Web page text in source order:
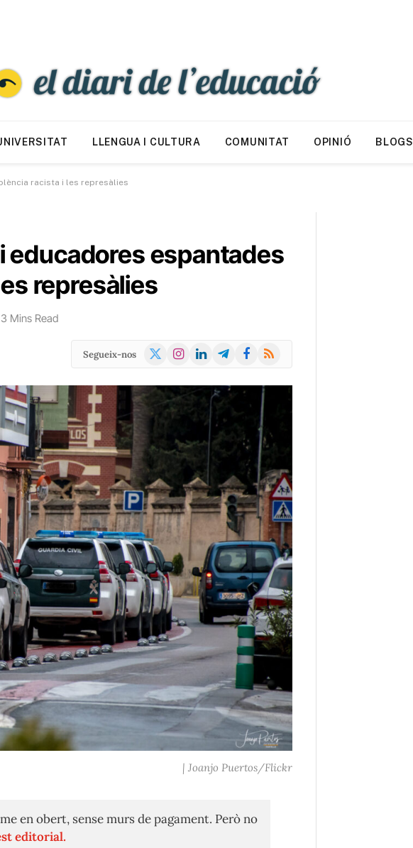
LLENGUA I CULTURA COMUNITAT OPINIÓ BLOGS
racista i les represàlies
educadores espantades
represàlies
3 Mins Read
Segueix-nos
X
Instagram
LinkedInTelegramFacebook
RSS
| Joanjo Puertos/Flickr
en obert, sense murs de pagament. Però no
editorial.